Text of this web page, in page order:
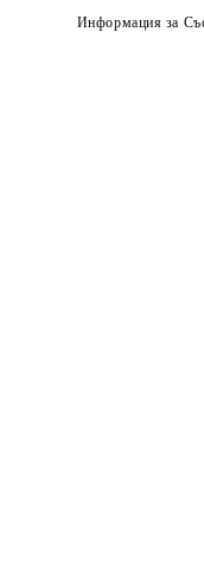
Информация за